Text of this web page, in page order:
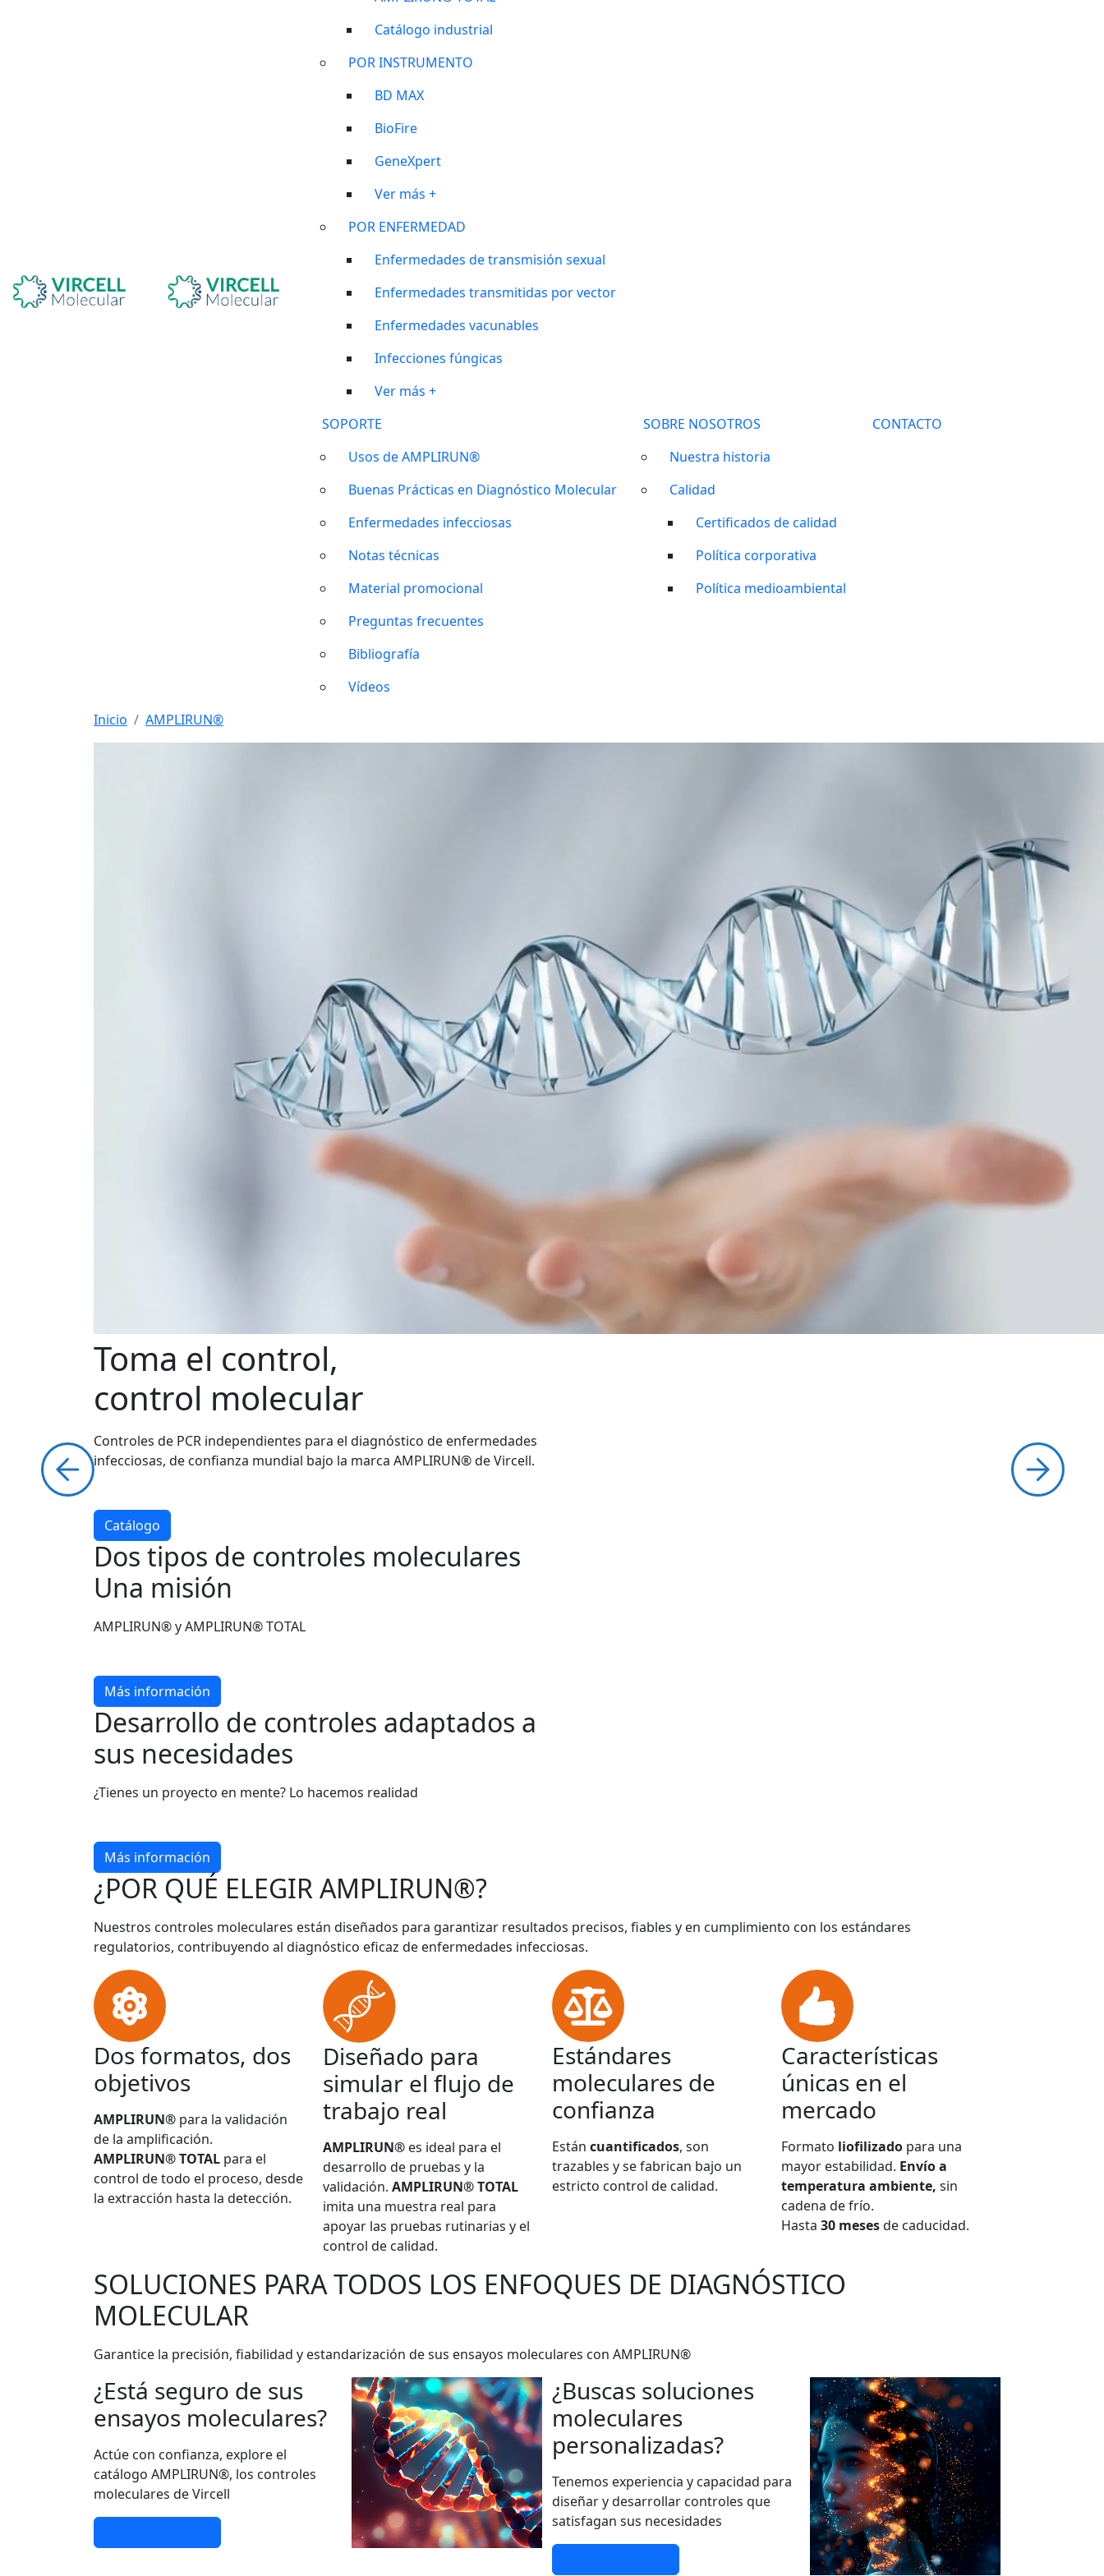
Catálogo industrial
POR INSTRUMENTO
BD MAX
BioFire
GeneXpert
Ver más +
POR ENFERMEDAD
Enfermedades de transmisión sexual
Enfermedades transmitidas por vector
Enfermedades vacunables
Infecciones fúngicas
Ver más +
SOPORTE
Usos de AMPLIRUN®
Buenas Prácticas en Diagnóstico Molecular
Enfermedades infecciosas
Notas técnicas
Material promocional
Preguntas frecuentes
Bibliografía
Vídeos
SOBRE NOSOTROS
Nuestra historia
Calidad
Certificados de calidad
Política corporativa
Política medioambiental
CONTACTO
Inicio AMPLIRUN®
Toma el control,
control molecular
Controles de PCR independientes para el diagnóstico de enfermedades
infecciosas, de confianza mundial bajo la marca AMPLIRUN® de Vircell.
Catálogo
Dos tipos de controles moleculares
Una misión
AMPLIRUN® y AMPLIRUN® TOTAL
Más información
Desarrollo de controles adaptados a
sus necesidades
¿Tienes un proyecto en mente? Lo hacemos realidad
Más información
¿POR QUÉ ELEGIR AMPLIRUN®?
Nuestros controles moleculares están diseñados para garantizar resultados precisos, fiables y en cumplimiento con los estándares
regulatorios, contribuyendo al diagnóstico eficaz de enfermedades infecciosas.
Dos formatos, dos
objetivos
AMPLIRUN® para la validación
de la amplificación.
AMPLIRUN® TOTAL para el
control de todo el proceso, desde
la extracción hasta la detección.
Diseñado para
simular el flujo de
trabajo real
AMPLIRUN® es ideal para el
desarrollo de pruebas y la
validación. AMPLIRUN® TOTAL
imita una muestra real para
apoyar las pruebas rutinarias y el
control de calidad.
Estándares
moleculares de
confianza
Están cuantificados, son
trazables y se fabrican bajo un
estricto control de calidad.
Características
únicas en el
mercado
Formato liofilizado para una
mayor estabilidad. Envío a
temperatura ambiente, sin
cadena de frío.
Hasta 30 mesesde caducidad.
SOLUCIONES PARA TODOS LOS ENFOQUES DE DIAGNÓSTICO
MOLECULAR
Garantice la precisión, fiabilidad y estandarización de sus ensayos moleculares con AMPLIRUN®
¿Está seguro de sus
ensayos moleculares?
Actúe con confianza, explore el
catálogo AMPLIRUN®, los controles
moleculares de Vircell
¿Buscas soluciones
moleculares
personalizadas?
Tenemos experiencia y capacidad para
diseñar y desarrollar controles que
satisfagan sus necesidades